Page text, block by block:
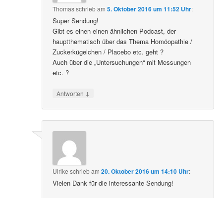
Thomasschriebam5. Oktober 2016 um 11:52 Uhr:
Super Sendung!
Gibt es einen einen ähnlichen Podcast, der
hauptthematisch über das Thema Homöopathie /
Zuckerkügelchen / Placebo etc. geht ?
Auch über die „Untersuchungen“ mit Messungen
etc. ?
Antworten ↓
Ulrike schriebam20. Oktober 2016 um 14:10 Uhr:
Vielen Dank für die interessante Sendung!